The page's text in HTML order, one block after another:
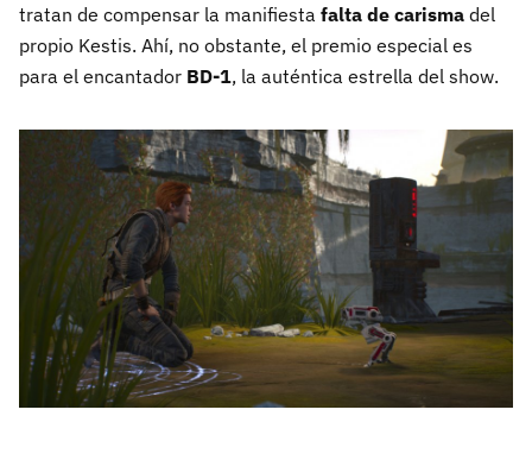
tratan de compensar la manifiesta falta de carisma del
propio Kestis. Ahí, no obstante, el premio especial es
para el encantador BD-1, la auténtica estrella del show.